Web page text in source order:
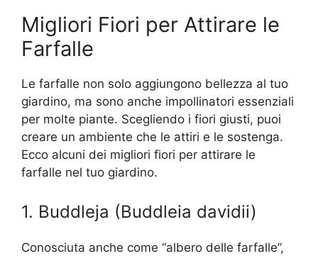
Migliori Fiori per Attirare le
Farfalle
Le farfalle non solo aggiungono bellezza al tuo
giardino, ma sono anche impollinatori essenziali
per molte piante. Scegliendo i fiori giusti, puoi
creare un ambiente che le attiri e le sostenga.
Ecco alcuni dei migliori fiori per attirare le
farfalle nel tuo giardino.
1. Buddleja (Buddleia davidii)
Conosciuta anche come “albero delle farfalle”,